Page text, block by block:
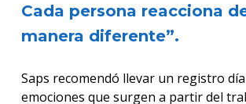
Cada persona reacciona
manera diferente”.
Saps recomendó llevar un registro día
emociones que surgen a partir del